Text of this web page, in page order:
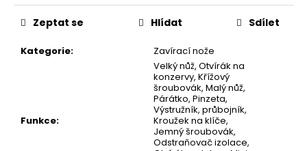
Kategorie: Zavírací nože
Funkce:
Velký nůž, Otvírák na
konzervy, Křížový
šroubovák, Malý nůž,
Párátko, Pinzeta,
Výstružník, průbojník,
Kroužek na klíče,
Jemný šroubovák,
Odstraňovač izolace,
Zeptat se Hlídat Sdílet
u
m
DEERHUNTER